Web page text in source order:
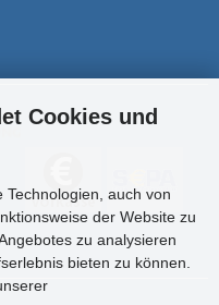
Cookies und
auch von
der Website zu
zu analysieren
bieten zu können.